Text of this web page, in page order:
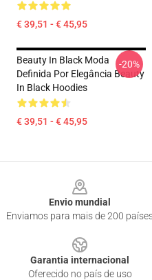
€ 39,51 - € 45,95
Beauty In Black Moda
Definida Por Elegância Beauty
In Black Hoodies
€ 39,51 - € 45,95
-20%
Envio mundial
Enviamos para mais de 200
Garantia internacional
Oferecido no país de uso